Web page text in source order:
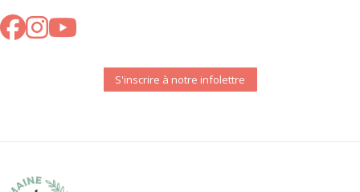
S'inscrire à notre infolettre